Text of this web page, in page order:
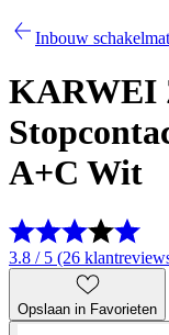
Inbouw
KARWEI
A+C Wit
3.8 / 5 (26
Opslaan in Favorieten